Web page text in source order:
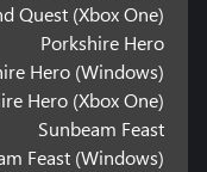
Quest (Xbox One)
Porkshire Hero
Hero (Windows)
Hero (Xbox One)
Sunbeam Feast
Feast (Windows)